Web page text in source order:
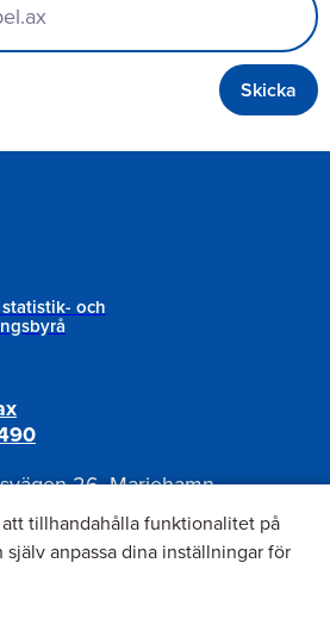
och
26, Mariehamn
22111 Mariehamn
tillhandahålla funktionalitet på
anpassa dina inställningar för